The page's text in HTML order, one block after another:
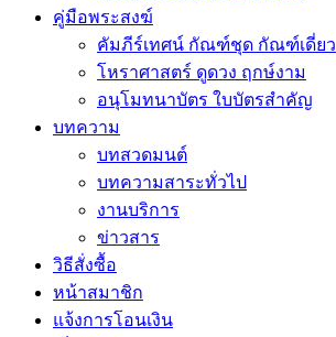
คู่มือพระสงฆ์
คัมภีร์เทศน์ กัณฑ์ชุด กัณฑ์เดี่ยว
โหราศาสตร์ ดูดวง ฤกษ์งาม
อนุโมทนาบัตร ใบบัตรสำคัญ
บทความ
บทสวดมนต์
บทความสาระทั่วไป
งานบริการ
ข่าวสาร
วิธีสั่งซื้อ
หน้าสมาชิก
แจ้งการโอนเงิน